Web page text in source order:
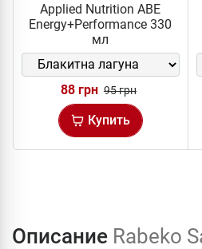
Applied Nutrition ABE
Energy+Performance 330
мл
88 грн 95 грн
Купить
Описание Rabeko